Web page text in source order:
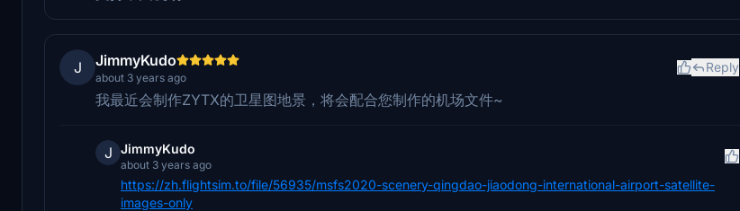
J JimmyKudo
about 3 years ago
Reply
我最近会制作ZYTX的卫星图地景，将会配合您制作的机场文件~
J JimmyKudo
about 3 years ago
https://zh.flightsim.to/file/56935/msfs2020-scenery-qingdao-jiaodong-international-airport-satellite-
images-only